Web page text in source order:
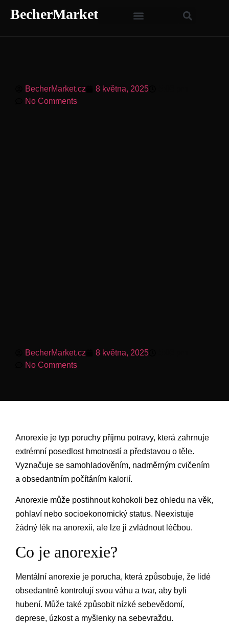
BecherMarket
BecherMarket.cz 8 května, 2025
No Comments
BecherMarket.cz 8 května, 2025
No Comments
Anorexie je typ poruchy příjmu potravy, která zahrnuje
extrémní posedlost hmotností a představou o těle.
Vyznačuje se samohladověním, nadměrným cvičením
a obsedantním počítáním kalorií.
Anorexie může postihnout kohokoli bez ohledu na věk,
pohlaví nebo socioekonomický status. Neexistuje
žádný lék na anorexii, ale lze ji zvládnout léčbou.
Co je anorexie?
Mentální anorexie je porucha, která způsobuje, že lidé
obsedantně kontrolují svou váhu a tvar, aby byli
hubení. Může také způsobit nízké sebevědomí,
deprese, úzkost a myšlenky na sebevraždu.